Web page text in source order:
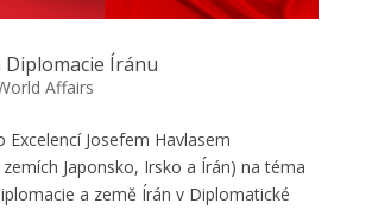
Diplomacie Íránu
Affairs
Excelencí Josefem Havlasem
zemích Japonsko, Irsko a Írán) na téma
a země Írán v Diplomatické